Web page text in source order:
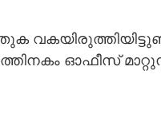
ഓഫീസ്